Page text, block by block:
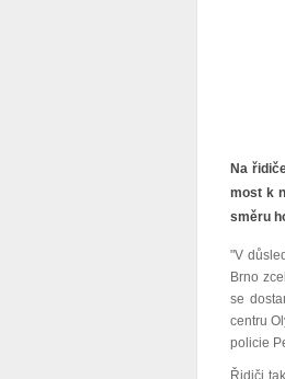
Na
most k
směru
"V
Brno
se
centru
policie
Řidiči